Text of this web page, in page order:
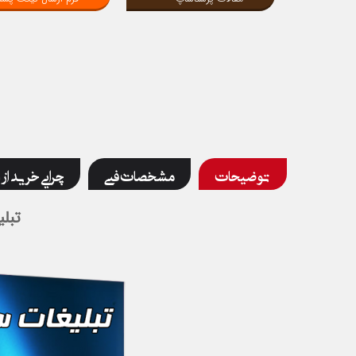
توضیحات مشخصات فنی چرایی خرید